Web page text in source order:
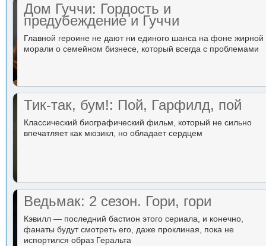
Дом Гуччи: Гордость и
предубеждение и Гуччи
Главной героине не дают ни единого шанса на фоне жирной
морали о семейном бизнесе, который всегда с проблемами
Тик-так, бум!: Пой, Гарфилд, пой
Классический биографический фильм, который не сильно
впечатляет как мюзикл, но обладает сердцем
Ведьмак: 2 сезон. Гори, гори
Кэвилл — последний бастион этого сериала, и конечно,
фанаты будут смотреть его, даже проклиная, пока не
испортился образ Геральта